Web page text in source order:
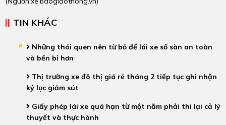
TIN KHÁC
Những thói quen nên từ bỏ để lái xe số sàn an toàn
và bền bỉ hơn
Thị trường xe đô thị giá rẻ tháng 2 tiếp tục ghi nhận
kỷ lục giảm sút
Giấy phép lái xe quá hạn từ một năm phải thi lại cả lý
thuyết và thực hành